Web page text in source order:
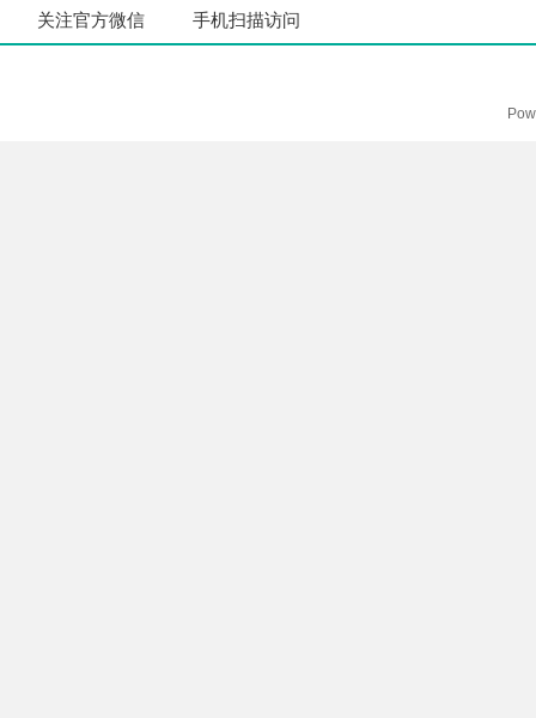
关注官方微信 手机扫描访问